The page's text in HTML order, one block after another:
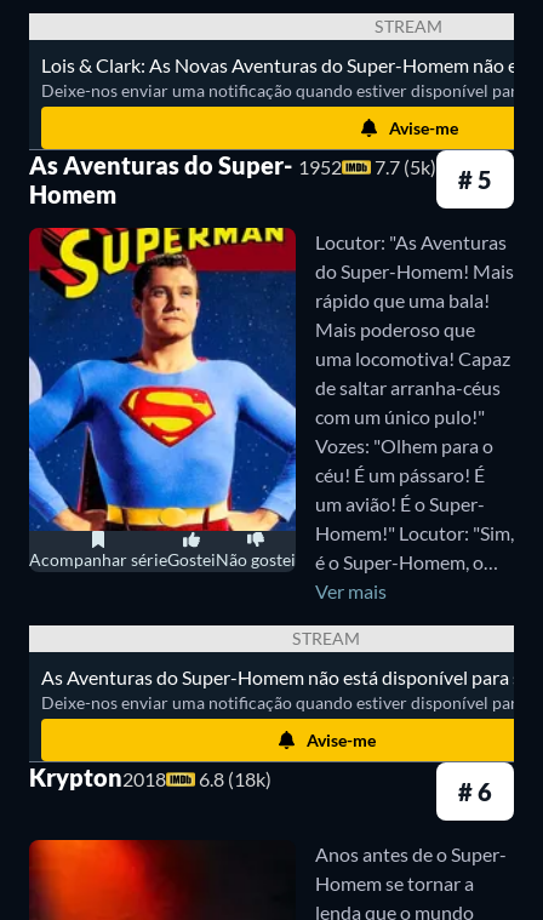
Apesar de simples, a série é divertida e Gerard
Christopher faz um ótimo trabalho interpretando o
7. Krypton (2018-2019)
Embora não tenha o Super-Homem,Kryptonconta
com uma premissa bastante interessante: mostra o
planeta da família El 200 anos antes do nascimento
de Kal-El, quando os antepassados dele haviam sido
condenados ao isolamento e eram vistos como uma
vergonha pela sociedade.
Aos poucos, Seg-El (Cameron Cuffe), o avô do
Super-Homem, transforma o caos e a crise que
assolam Krypton e sua família em esperança para o
futuro.
Onde assistir as melhores séries live-action
do Superman?
Veja abaixo em quais serviços de streaming assistir
.
conhecido como Super-
Homem, a paixão
secreta de Lois, é Clark.
STREAM
Lois & Clark: As Novas Aventuras do Super-Homem não
Deixe-nos enviar uma notificação quando estiver disponível para
Avise-me
Acompanhar sérieGosteiNão gostei
As Aventuras do Super-
Homem
1952 7.7 (5k) # 5
Locutor: "As Aventuras
do Super-Homem! Mais
rápido que uma bala!
Mais poderoso que
uma locomotiva! Capaz
de saltar arranha-céus
com um único pulo!"
Vozes: "Olhem para o
céu! É um pássaro! É
um avião! É o Super-
Homem!" Locutor: "Sim,
é o Super-Homem, o
estranho visitante de
outro planeta que veio
à Terra com poderes e
habilidades muito além
da compreensão dos
meros mortais. Super-
Homem, que pode
mudar o curso de rios
caudalosos, dobrar aço
com as próprias mãos; e
que, disfarçado de Clark
Kent, o gentil repórter
Ver mais
STREAM
As Aventuras do Super-Homem não está disponível para
Deixe-nos enviar uma notificação quando estiver disponível para
Avise-me
Krypton2018 6.8 (18k) # 6
Anos antes de o Super-
Homem se tornar a
lenda que o mundo